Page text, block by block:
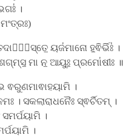
।
ୟଜ॑ମାନୋ ହ॒ଵିର୍ଭିଃ॑ ।
ମା ନ॒ ଆୟୁଃ॒ ପ୍ରମୋ॑ଷୀଃ ॥
ଵରୁଣମାଵାହୟାମି ।
। ସକଲାରାଧନୈଃ ସ୍ଵର୍ଚିତମ୍ ।
।
।